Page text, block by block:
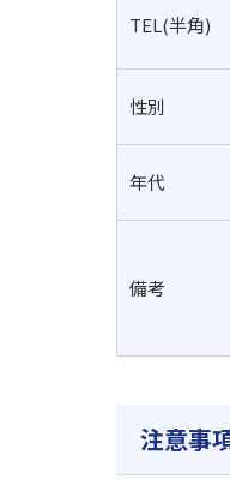
TEL(半角)
性別
年代
備考
注意事